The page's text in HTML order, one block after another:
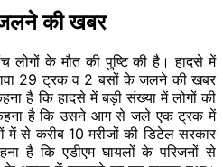
की खबर
लोगों के मौत की पुष्टि की है। हादसे में
29 ट्रक व 2 बसों के जलने की खबर
है कि हादसे में बड़ी संख्या में लोगों की
कहना है कि उसने आग से जले एक ट्रक में
से करीब 10 मरीजों की डिटेल सरकार
है कि एडीएम घायलों के परिजनों से